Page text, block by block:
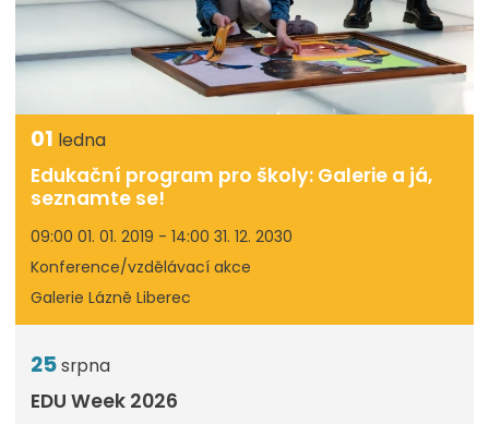
01 ledna
Edukační program pro školy: Galerie a já,
seznamte se!
09:00 01. 01. 2019 - 14:00 31. 12. 2030
Konference/vzdělávací akce
Galerie Lázně Liberec
25srpna
EDU Week 2026